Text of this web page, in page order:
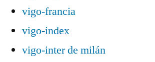
vigo-francia
vigo-index
vigo-inter de milán